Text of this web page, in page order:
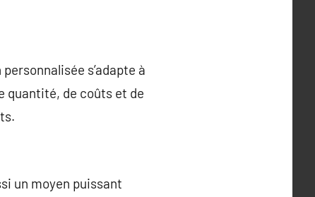
s’adapte à
quantité, de coûts et de
un moyen puissant